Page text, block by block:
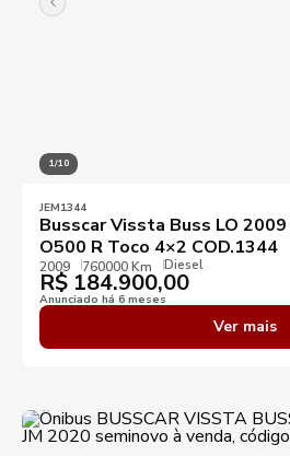
1/10
JEM1344
Busscar Vissta Buss LO
O500 R Toco 4×2 COD.1344
2009 760000 Km Diesel
R$ 184.900,00
Anunciado há 6 meses
Ver mais